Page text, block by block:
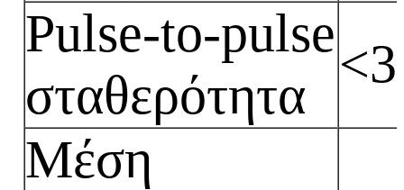
Pulse-to-pulse
σταθερότητα
Μέση